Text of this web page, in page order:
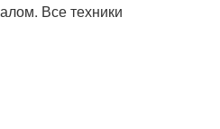
Все техники